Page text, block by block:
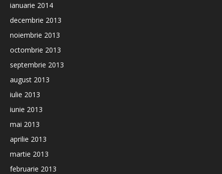
ianuarie 2014
decembrie 2013
noiembrie 2013
octombrie 2013
septembrie 2013
august 2013
iulie 2013
iunie 2013
mai 2013
aprilie 2013
martie 2013
februarie 2013